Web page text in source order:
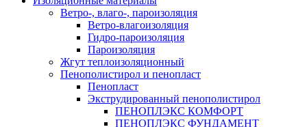
Ветро-, влаго-, пароизоляция
Ветро-влагоизоляция
Гидро-пароизоляция
Пароизоляция
Жгут теплоизоляционный
Пенополистирол и пенопласт
Пенопласт
Экструдированный пенополистирол
ПЕНОПЛЭКС КОМФОРТ
ПЕНОПЛЭКС ФУНДАМЕНТ